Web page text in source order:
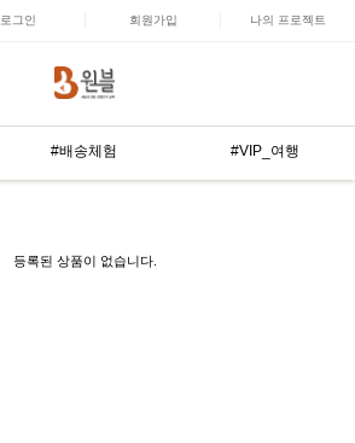
로그인 회원가입 나의 프로젝트
#배송체험 #VIP_여행
등록된 상품이 없습니다.